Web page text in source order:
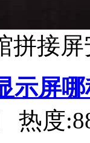
拼接
示屏
热度